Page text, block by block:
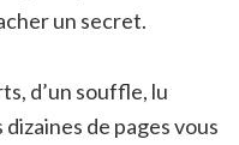
un secret.
d’un souffle, lu
de pages vous